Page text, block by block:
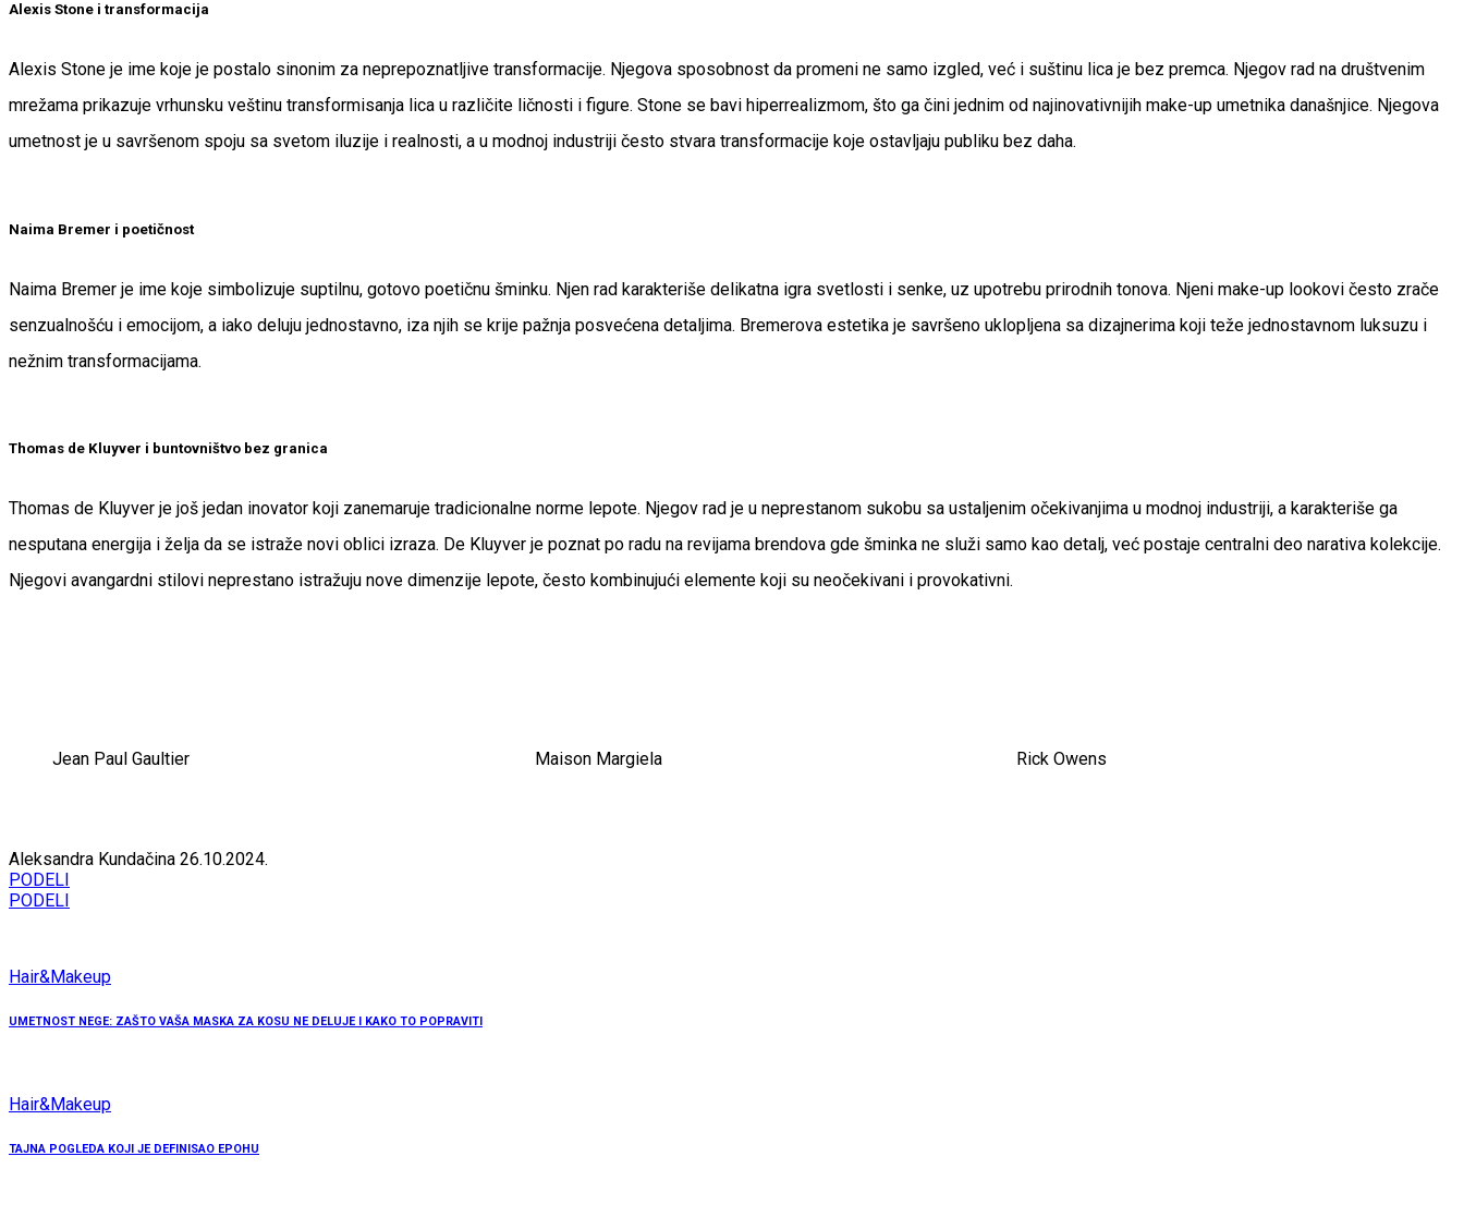
Alexis Stone i transformacija
Alexis Stone je ime koje je postalo sinonim za neprepoznatljive transformacije. Njegova sposobnost da promeni ne samo izgled, već i suštinu lica je bez premca. Njegov rad na društvenim
mrežama prikazuje vrhunsku veštinu transformisanja lica u različite ličnosti i figure. Stone se bavi hiperrealizmom, što ga čini jednim od najinovativnijih make-up umetnika današnjice. Njegova
umetnost je u savršenom spoju sa svetom iluzije i realnosti, a u modnoj industriji često stvara transformacije koje ostavljaju publiku bez daha.
Naima Bremer i poetičnost
Naima Bremer je ime koje simbolizuje suptilnu, gotovo poetičnu šminku. Njen rad karakteriše delikatna igra svetlosti i senke, uz upotrebu prirodnih tonova. Njeni make-up lookovi često zrače
senzualnošću i emocijom, a iako deluju jednostavno, iza njih se krije pažnja posvećena detaljima. Bremerova estetika je savršeno uklopljena sa dizajnerima koji teže jednostavnom luksuzu i
nežnim transformacijama.
Thomas de Kluyver i buntovništvo bez granica
Thomas de Kluyver je još jedan inovator koji zanemaruje tradicionalne norme lepote. Njegov rad je u neprestanom sukobu sa ustaljenim očekivanjima u modnoj industriji, a karakteriše ga
nesputana energija i želja da se istraže novi oblici izraza. De Kluyver je poznat po radu na revijama brendova gde šminka ne služi samo kao detalj, već postaje centralni deo narativa kolekcije.
Njegovi avangardni stilovi neprestano istražuju nove dimenzije lepote, često kombinujući elemente koji su neočekivani i provokativni.
Jean Paul Gaultier Maison Margiela Rick Owens
Aleksandra Kundačina 26.10.2024.
PODELI
PODELI
Hair&Makeup
UMETNOST NEGE: ZAŠTO VAŠA MASKA ZA KOSU NE DELUJE I KAKO TO POPRAVITI
Hair&Makeup
TAJNA POGLEDA KOJI JE DEFINISAO EPOHU